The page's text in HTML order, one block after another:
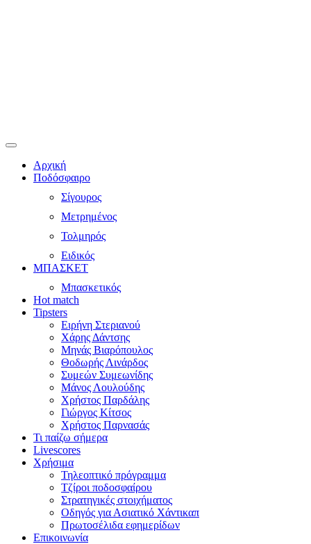
Αρχική
Ποδόσφαιρο
Σίγουρος
Μετρημένος
Τολμηρός
Ειδικός
ΜΠΑΣΚΕΤ
Μπασκετικός
Hot match
Tipsters
Ειρήνη Στεριανού
Χάρης Δάντσης
Μηνάς Βιαρόπουλος
Θοδωρής Λινάρδος
Συμεών Συμεωνίδης
Μάνος Λουλούδης
Χρήστος Παρδάλης
Γιώργος Κίτσος
Χρήστος Παρνασάς
Τι παίζω σήμερα
Livescores
Χρήσιμα
Τηλεοπτικό πρόγραμμα
Τζίροι ποδοσφαίρου
Στρατηγικές στοιχήματος
Οδηγός για Ασιατικό Χάντικαπ
Πρωτοσέλιδα εφημερίδων
Επικοινωνία